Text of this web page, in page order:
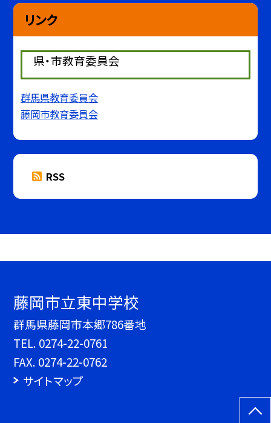
リンク
県・市教育委員会
群馬県教育委員会
藤岡市教育委員会
RSS
藤岡市立東中学校
群馬県藤岡市本郷786番地
TEL. 0274-22-0761
FAX. 0274-22-0762
サイトマップ